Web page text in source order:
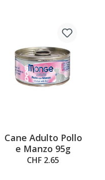
Cane Adulto Pollo
e Manzo 95g
CHF 2.65